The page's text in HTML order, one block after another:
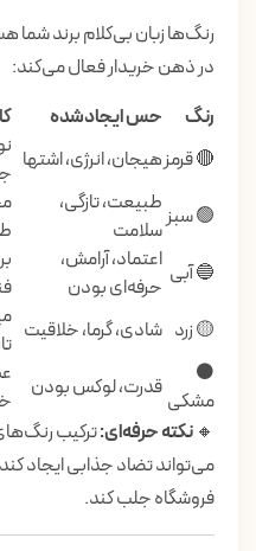
رنگ‌ها زبان بی‌کلام برند
در ذهن خریدار فعال می‌کند:
رنگ
حس ایجادشده
🔴 قرمزهیجان، انرژی، اشتها
🟢 سبز طبیعت، تازگی،
سلامت
🔵 آبی اعتماد، آرامش،
حرفه‌ای بودن
🟡 زرد شادی، گرما، خلاقیت
⚫
مشکی قدرت، لوکس بودن
🔸 نکته حرفه‌ای:ترکیب
می‌تواند تضاد جذابی ایجاد
فروشگاه جلب کند.